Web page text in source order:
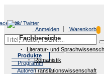
Anmelden Warenkorb
Produkte
Programm
Autoren
Fachbereiche
Literatur- und
Romanistik
Translationswissenschaft